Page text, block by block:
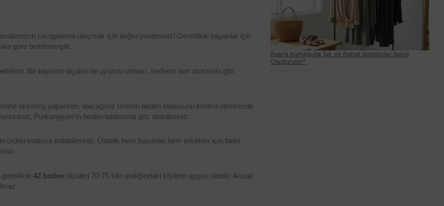
cevaplarına ulaşmak için doğru yerdesiniz! Genellikle bayanlar için
göre belirlenmiştir.
Bir bayanın ölçüleri ile uyumlu olması, bedenin tam oturması gibi
alışveriş yaparken, alacağınız ürünün beden tablosunu kontrol etmenizde
Furkangiyim'in beden tablosuna göz atabilirsiniz.
kolayca bulabilirsiniz. Üstelik hem bayanlar hem erkekler için farklı
42 beden ölçüleri 70-75 kilo aralığındaki kişilere uygun olabilir. Ancak
Kupra Kumaşıyla Şık ve Rahat Kombinler Nasıl
Oluşturulur?